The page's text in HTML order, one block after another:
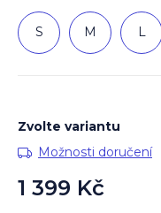
S M L
Zvolte variantu
Možnosti doručení
1 399 Kč